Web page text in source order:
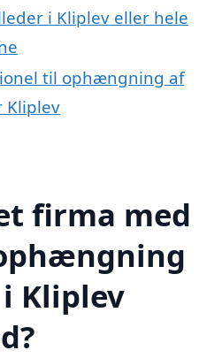
i Kliplev eller hele
til ophængning af
Kliplev
firma med
Kliplev